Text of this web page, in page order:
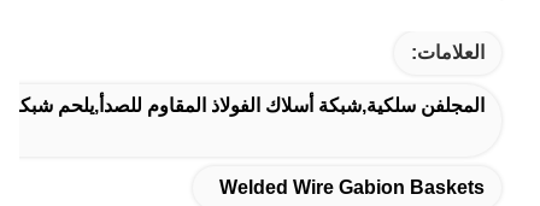
العلامات:
المجلفن سلكية,شبكة أسلاك الفولاذ المقاوم للصدأ,يلحم شبكة
Welded Wire Gabion Baskets